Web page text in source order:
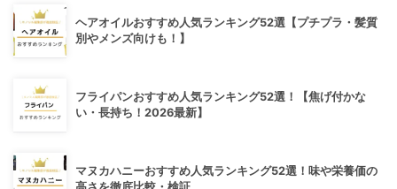
ヘアオイルおすすめ人気ランキング52選【プチプラ・髪質
別やメンズ向けも！】
フライパンおすすめ人気ランキング52選！【焦げ付かな
い・長持ち！2026最新】
マヌカハニーおすすめ人気ランキング52選！味や栄養価の